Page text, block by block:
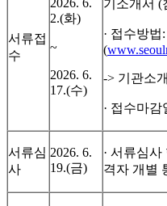
서류접
수
2026. 6.
2.(화)
~
2026. 6.
17.(수)
기소개서 (
· 접수방
(
-> 기관소
· 접수마감
서류심
사
2026. 6.
19.(금)
· 서류심
격자 개별